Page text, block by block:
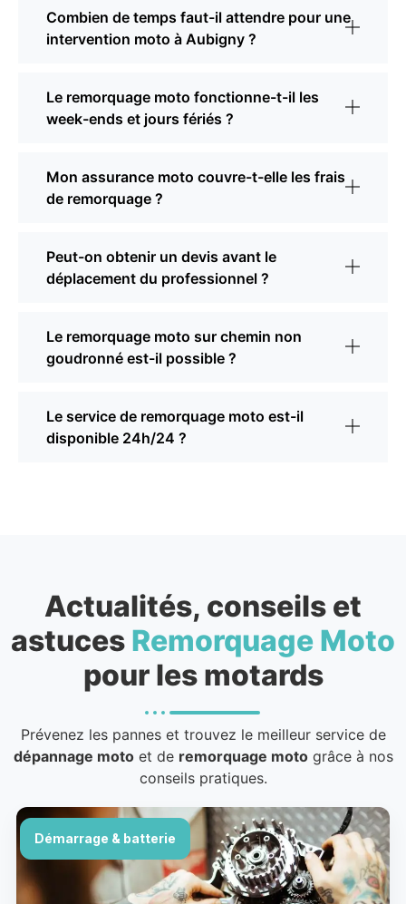
Combien de temps faut-il attendre pour une
intervention moto à Aubigny ?
Le remorquage moto fonctionne-t-il les
week-ends et jours fériés ?
Mon assurance moto couvre-t-elle les frais
de remorquage ?
Peut-on obtenir un devis avant le
déplacement du professionnel ?
Le remorquage moto sur chemin non
goudronné est-il possible ?
Le service de remorquage moto est-il
disponible 24h/24 ?
Actualités, conseils et
astuces Remorquage Moto
pour les motards
Prévenez les pannes et trouvez le meilleur service de
dépannage motoet de remorquage motogrâce à nos
conseils pratiques.
Démarrage & batterie